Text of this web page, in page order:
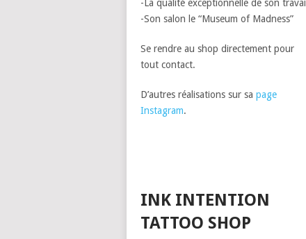
-La qualité exceptionnelle de son travail
-Son salon le “Museum of Madness”
Se rendre au shop directement pour
tout contact.
D’autres réalisations sur sa page
Instagram.
INK INTENTION
TATTOO SHOP